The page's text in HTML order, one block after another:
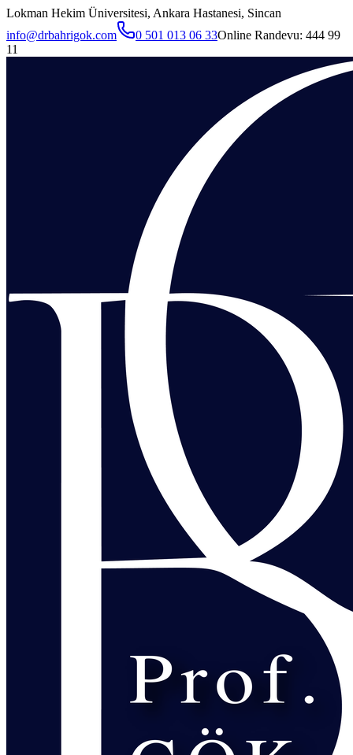
Lokman Hekim Üniversitesi, Ankara Hastanesi, Sincan
info@drbahrigok.com
0 501 013 06 33Online Randevu: 444 99
11